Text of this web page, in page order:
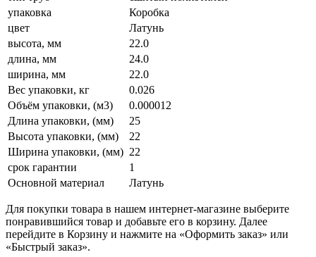
упаковка
Коробка
цвет
Латунь
высота, мм
22.0
длина, мм
24.0
ширина, мм
22.0
Вес упаковки, кг
0.026
Объём упаковки, (м3)
0.000012
Длина упаковки, (мм)
25
Высота упаковки, (мм)
22
Ширина упаковки, (мм) 22
срок гарантии
1
Основной материал
Латунь
Для покупки товара в нашем интернет-магазине выберите
понравившийся товар и добавьте его в корзину. Далее
перейдите в Корзину и нажмите на «Оформить заказ» или
«Быстрый заказ».